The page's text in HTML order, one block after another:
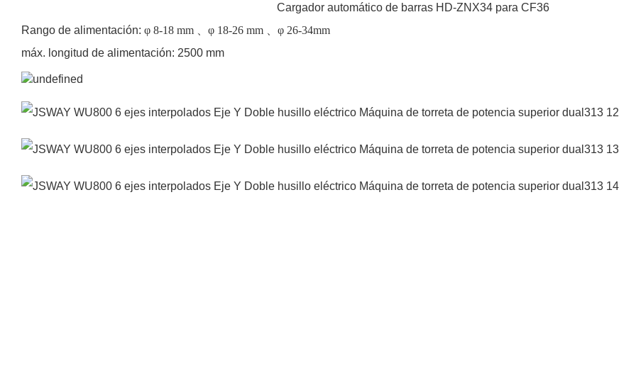
Cargador automático de barras HD-ZNX34 para CF36
Rango de alimentación: φ 8-18 mm 、φ 18-26 mm 、φ 26-34mm
máx. longitud de alimentación: 2500 mm